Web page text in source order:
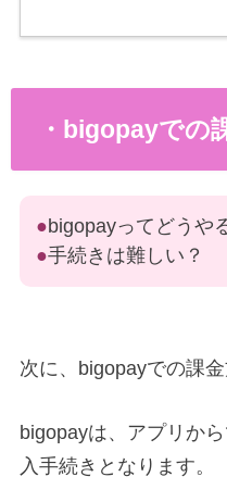
・bigopayでの
●bigopayってどうや
●手続きは難しい？
次に、bigopayでの課
bigopayは、アプリか
入手続きとなります。